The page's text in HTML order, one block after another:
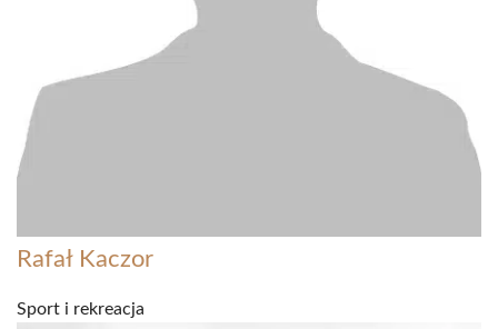
Rafał Kaczor
Sport i rekreacja